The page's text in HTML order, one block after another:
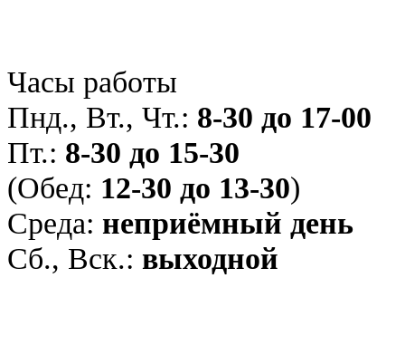
Часы работы
Пнд., Вт., Чт.: 8-30 до 17-00
Пт.: 8-30 до 15-30
(Обед: 12-30 до 13-30)
Среда: неприёмный день
Сб., Вск.: выходной